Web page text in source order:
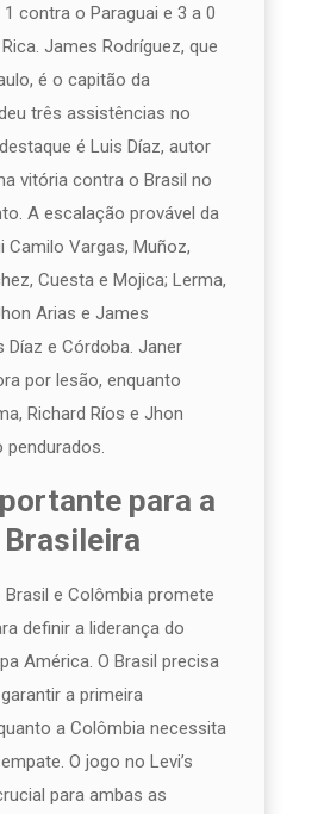
contra o Paraguai e 3 a 0
James Rodríguez, que
é o capitão da
três assistências no
é Luis Díaz, autor
vitória contra o Brasil no
A escalação provável da
Camilo Vargas, Muñoz,
Cuesta e Mojica; Lerma,
Arias e James
Díaz e Córdoba. Janer
por lesão, enquanto
Richard Ríos e Jhon
pendurados.
para a
e Colômbia promete
definir a liderança do
América. O Brasil precisa
a primeira
a Colômbia necessita
O jogo no Levi’s
para ambas as